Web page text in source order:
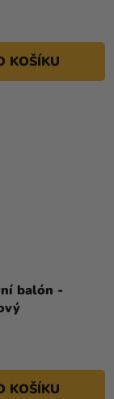
KOŠÍKU
balón -
KOŠÍKU